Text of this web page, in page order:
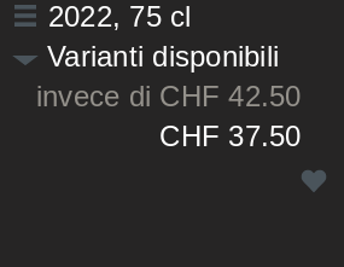
2022, 75 cl
Varianti disponibili
invece di CHF 42.50
CHF 37.50